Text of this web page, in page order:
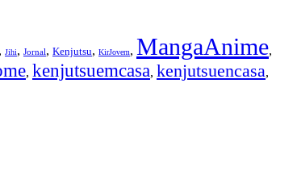
, Jihi, Jornal , Kenjutsu, KirJovem, MangaAnime,
, kenjutsuemcasa, kenjutsuencasa,